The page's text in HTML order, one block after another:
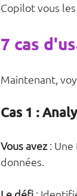
Copilot vous
7 cas
Maintenant,
Cas 1 :
Vous avez : Une
données.